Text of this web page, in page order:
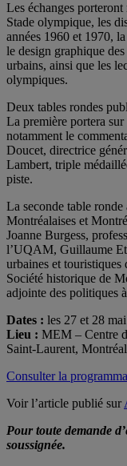
Les échanges
Stade olympique, les
années 1960 et 1970,
le design graphique
urbains, ainsi que les
olympiques.
Deux tables rondes
La première portera
notamment le
Doucet, directrice
Lambert, triple
piste.
La seconde table ronde
Montréalaises et
Joanne Burgess,
l’UQAM, Guillaume
urbaines et
Société historique de
adjointe des politiques
Dates : les 27 et 28
Lieu : MEM – Centre
Saint-Laurent, Montréal
Consulter la
Voir l’article publié sur
Pour toute demande
soussignée.